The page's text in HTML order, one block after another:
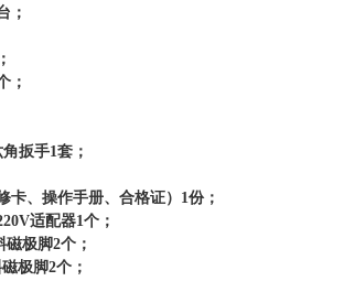
；
；
扳手1套；
卡、操作手册、合格证）1份；
适配器1个；
极脚2个；
极脚2个；